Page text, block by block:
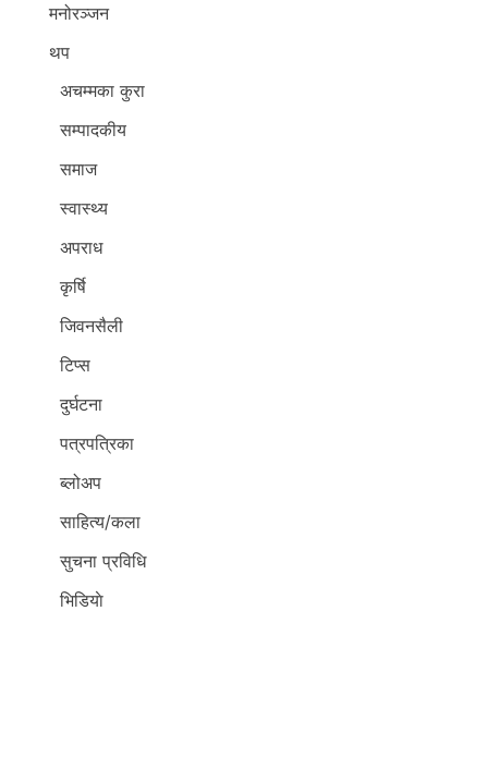
मनोरञ्जन
थप
अचम्मका कुरा
सम्पादकीय
समाज
स्वास्थ्य
अपराध
कृर्षि
जिवनसैली
टिप्स
दुर्घटना
पत्रपत्रिका
ब्लोअप
साहित्य/कला
सुचना प्रविधि
भिडियाे